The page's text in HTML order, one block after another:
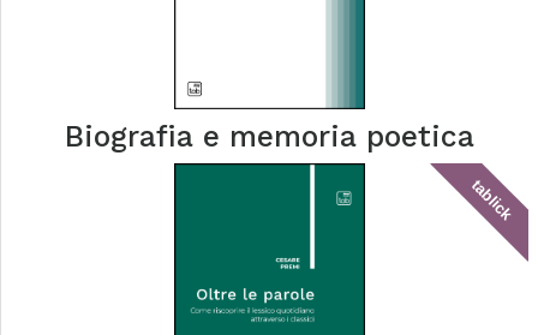
Biografia e memoria poetica
tablick